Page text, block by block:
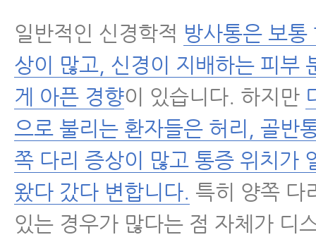
일반적인 신경학적 방사통은 보통
상이 많고, 신경이 지배하는 피부
게 아픈 경향이 있습니다. 하지만
으로 불리는 환자들은 허리, 골반
쪽 다리 증상이 많고 통증 위치가
왔다 갔다 변합니다. 특히 양쪽 다
있는 경우가 많다는 점 자체가 디